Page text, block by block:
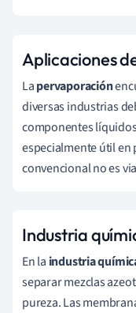
Aplicaciones
Lapervaporación
diversas industrias
componentes
especialmente útil en
convencional no es
Industria
En la industria
separar mezclas
pureza. Las